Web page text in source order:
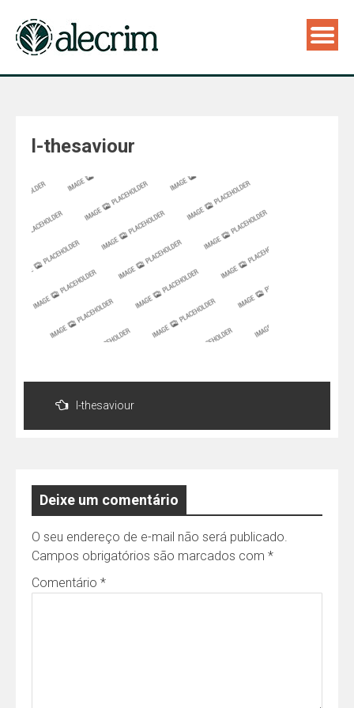
l-thesaviour
Navegação
Post
l-thesaviour
Deixe um comentário
O seu endereço de e-mail não será publicado.
Campos obrigatórios são marcados com *
Comentário *